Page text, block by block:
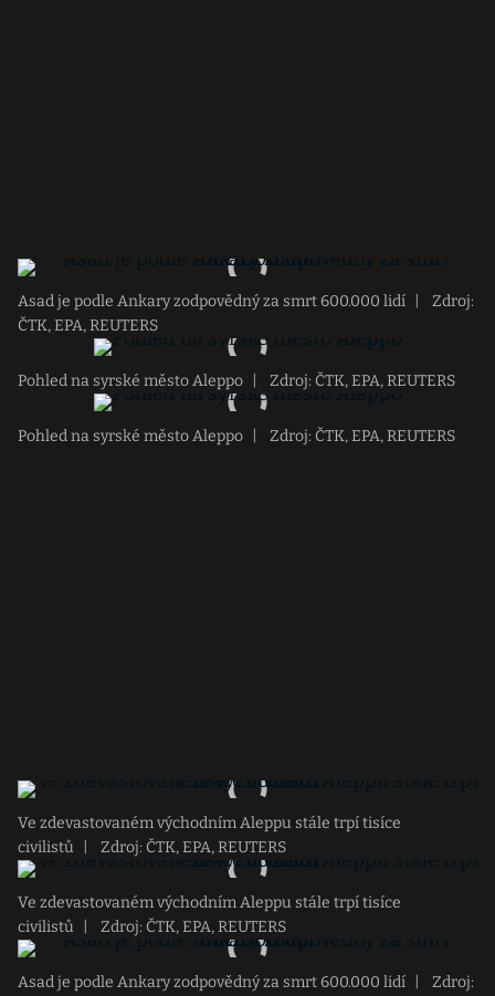
Asad je podle Ankary zodpovědný za smrt 600.000 lidí
Zdroj:
ČTK, EPA, REUTERS
Pohled na syrské město Aleppo Zdroj: ČTK, EPA, REUTERS
Pohled na syrské město Aleppo Zdroj: ČTK, EPA, REUTERS
Ve zdevastovaném východním Aleppu stále trpí tisíce
civilistů
Zdroj: ČTK, EPA, REUTERS
Ve zdevastovaném východním Aleppu stále trpí tisíce
civilistů
Zdroj: ČTK, EPA, REUTERS
Asad je podle Ankary zodpovědný za smrt 600.000 lidí
Zdroj: